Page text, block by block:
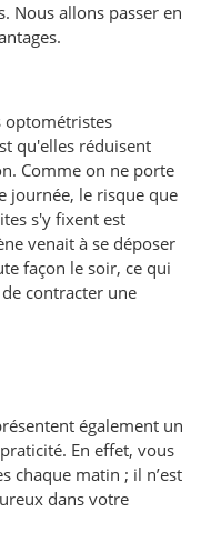
Nous allons passer en
optométristes
qu'elles réduisent
Comme on ne porte
journée, le risque que
s'y fixent est
venait à se déposer
façon le soir, ce qui
contracter une
également un
En effet, vous
chaque matin ; il n’est
dans votre